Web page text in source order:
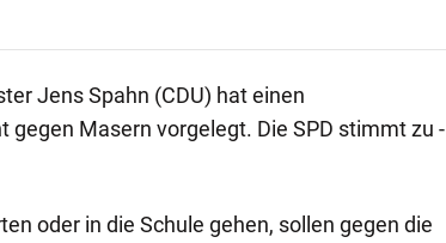
Jens Spahn (CDU) hat einen
Masern vorgelegt. Die SPD stimmt zu -
oder in die Schule gehen, sollen gegen die